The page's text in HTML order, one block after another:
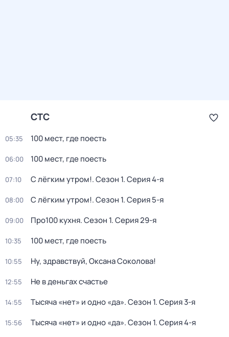
СТС
05:35 100 мест, где поесть
06:00 100 мест, где поесть
07:10 С лёгким утром!. Сезон 1. Серия 4-я
08:00 С лёгким утром!. Сезон 1. Серия 5-я
09:00 Про100 кухня. Сезон 1. Серия 29-я
10:35 100 мест, где поесть
10:55 Ну, здравствуй, Оксана Соколова!
12:55 Не в деньгах счастье
14:55 Тысяча «нет» и одно «да». Сезон 1. Серия 3-я
15:56 Тысяча «нет» и одно «да». Сезон 1. Серия 4-я